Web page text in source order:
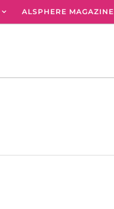
ALSPHERE MAGAZINE